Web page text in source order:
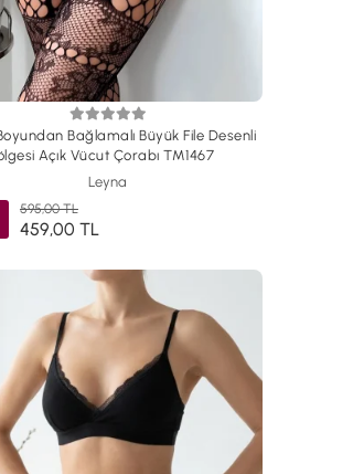
Bağlamalı Büyük File Desenli
Açık Vücut Çorabı TM1467
Leyna
595,00 TL
459,00 TL